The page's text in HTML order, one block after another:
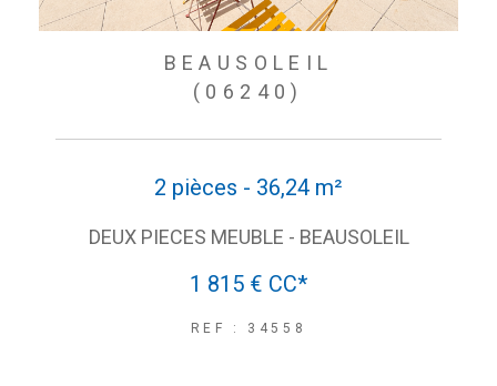
BEAUSOLEIL
(06240)
2 pièces - 36,24 m²
DEUX PIECES MEUBLE - BEAUSOLEIL
1 815 € CC*
REF : 34558